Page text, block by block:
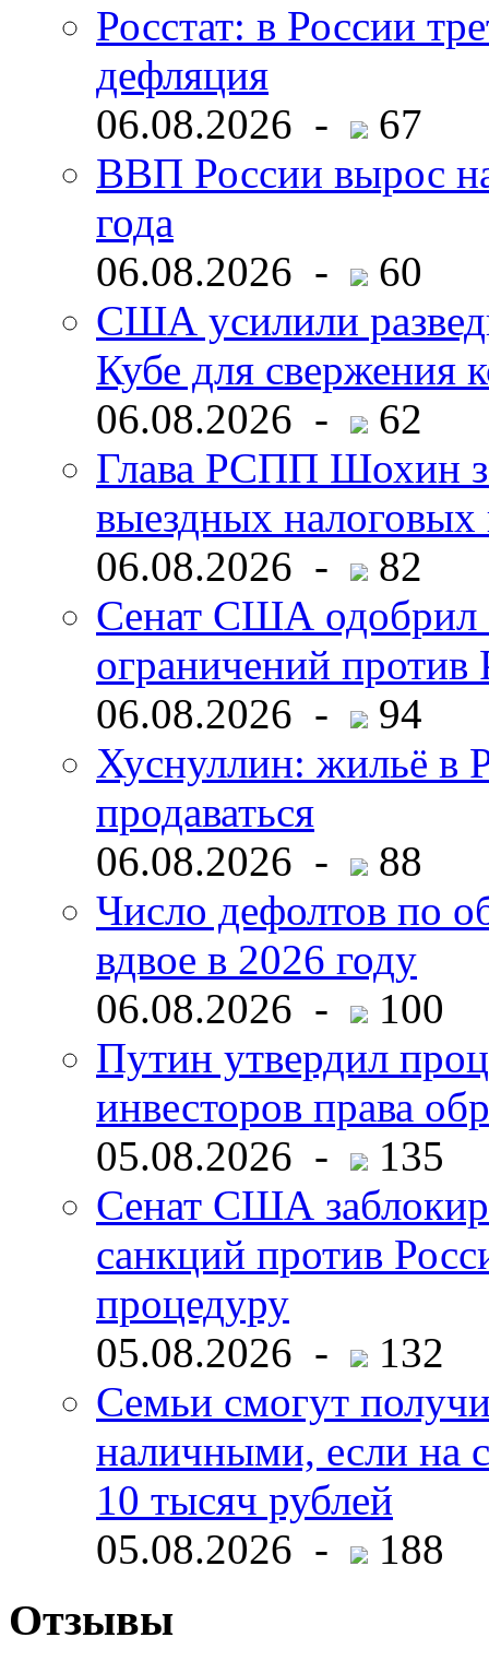
Росстат: в России
дефляция
06.08.2026 -
67
ВВП России вырос
года
06.08.2026 -
60
США усилили
Кубе для свержения
06.08.2026 -
62
Глава РСПП Шохин
выездных налоговых
06.08.2026 -
82
Сенат США одобрил
ограничений
06.08.2026 -
94
Хуснуллин: жильё в
продаваться
06.08.2026 -
88
Число дефолтов по
вдвое в 2026 году
06.08.2026 -
100
Путин утвердил
инвесторов права
05.08.2026 -
135
Сенат США
санкций против
процедуру
05.08.2026 -
132
Семьи смогут
наличными, если на
10 тысяч рублей
05.08.2026 -
188
Отзывы